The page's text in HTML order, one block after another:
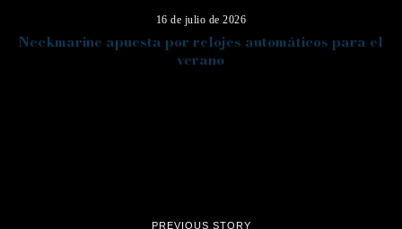
16 de julio de 2026
Neckmarine apuesta por relojes automáticos para el
verano
PREVIOUS STORY